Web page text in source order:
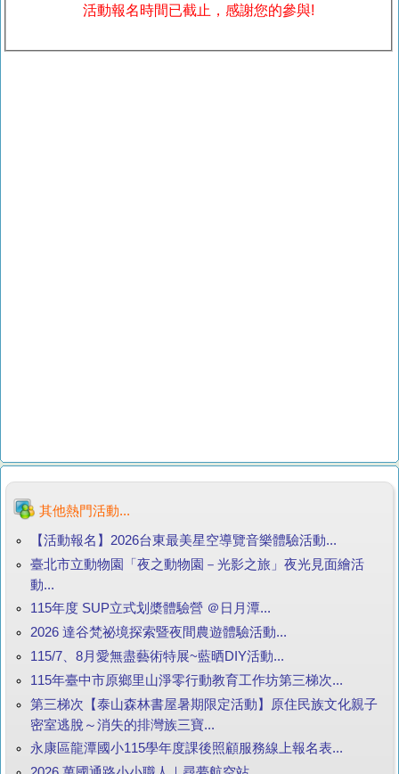
活動報名時間已截止，感謝您的參與!
其他熱門活動...
【活動報名】2026台東最美星空導覽音樂體驗活動...
臺北市立動物園「夜之動物園－光影之旅」夜光見面繪活
動...
115年度 SUP立式划槳體驗營 ＠日月潭...
2026 達谷梵祕境探索暨夜間農遊體驗活動...
115/7、8月愛無盡藝術特展~藍晒DIY活動...
115年臺中市原鄉里山淨零行動教育工作坊第三梯次...
第三梯次【泰山森林書屋暑期限定活動】原住民族文化親子
密室逃脫～消失的排灣族三寶...
永康區龍潭國小115學年度課後照顧服務線上報名表...